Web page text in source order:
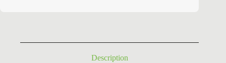
Description